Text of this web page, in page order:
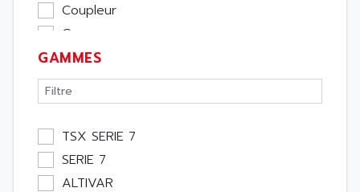
Coupleur
Cpu
Ecran
Entrée / Sortie
Memoire
Module Métier
Moteur
Pupitre Opérateur
GAMMES
TSX SERIE 7
SERIE 7
ALTIVAR